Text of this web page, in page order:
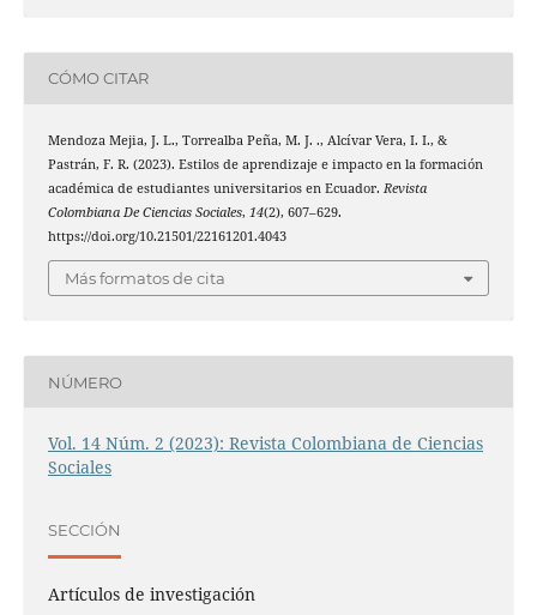
CÓMO CITAR
Mendoza Mejia, J. L., Torrealba Peña, M. J. ., Alcívar Vera, I. I., &
Pastrán, F. R. (2023). Estilos de aprendizaje e impacto en la formación
académica de estudiantes universitarios en Ecuador. Revista
Colombiana De Ciencias Sociales, 14(2), 607–629.
https://doi.org/10.21501/22161201.4043
Más formatos de cita
NÚMERO
Vol. 14 Núm. 2 (2023): Revista Colombiana de Ciencias
Sociales
SECCIÓN
Artículos de investigación